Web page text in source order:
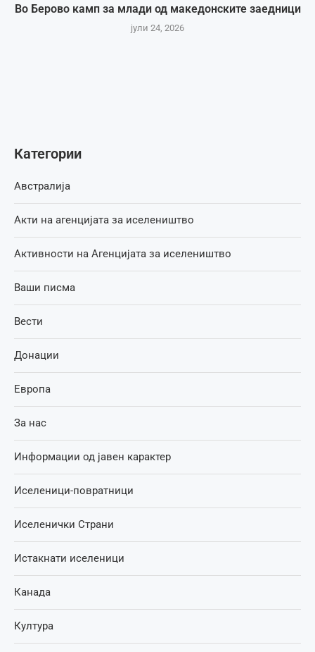
Во Берово камп за млади од македонските заедници
јули 24, 2026
Категории
Австралија
Акти на агенцијата за иселеништво
Активности на Агенцијата за иселеништво
Ваши писма
Вести
Донации
Европа
За нас
Информации од јавен карактер
Иселеници-повратници
Иселенички Страни
Истакнати иселеници
Канада
Култура